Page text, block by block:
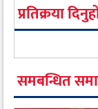
प्रतिक्रया
समबन्धित